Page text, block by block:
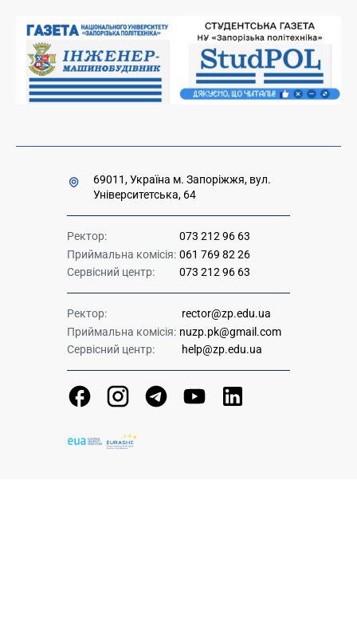
Накази та розпорядження для оприлюднення
Міністерство освіти і науки України
Урядова "гаряча лінія" 1545
69011, Україна м. Запоріжжя, вул.
Університетська, 64
Ректор:
073 212 96 63
Приймальна комісія: 061 769 82 26
Сервісний центр:
073 212 96 63
Ректор:
rector@zp.edu.ua
Приймальна комісія: nuzp.pk@gmail.com
Сервісний центр:
help@zp.edu.ua